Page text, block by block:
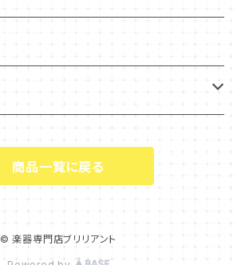
商品一覧に戻る
© 楽器専門店ブリリアント